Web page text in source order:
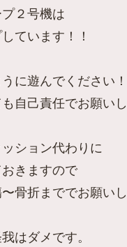
２号機は
ています！！
に遊んでください！
自己責任でお願い
ション代わりに
きますので
骨折まででお願いし
はダメです。